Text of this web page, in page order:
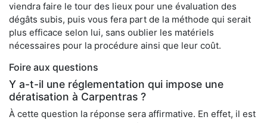
viendra faire le tour des lieux pour une évaluation des
dégâts subis, puis vous fera part de la méthode qui serait
plus efficace selon lui, sans oublier les matériels
nécessaires pour la procédure ainsi que leur coût.
Foire aux questions
Y a-t-il une réglementation qui impose une
dératisation à Carpentras ?
À cette question la réponse sera affirmative. En effet, il est